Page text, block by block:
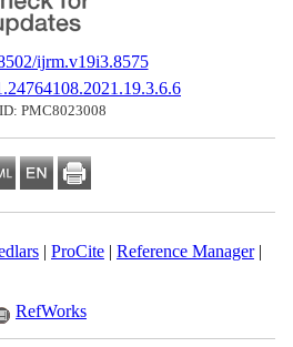
ijrm.v19i3.8575
PMC8023008
|ProCite|Reference Manager
RefWorks